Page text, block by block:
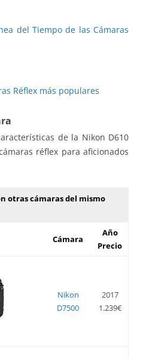
del Tiempo de las Cámaras
Réflex más populares
de la Nikon D610
réflex para aficionados
otras cámaras del mismo
Cámara
Año
Precio
Nikon
D7500
2017
1.239€